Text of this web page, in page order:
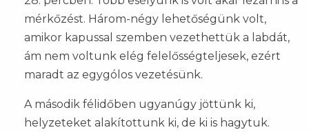
mérkőzést. Három-négy lehetőségünk volt,
amikor kapussal szemben vezethettük a labdát,
ám nem voltunk elég felelősségteljesek, ezért
maradt az egygólos vezetésünk.
A második félidőben ugyanúgy jöttünk ki,
helyzeteket alakítottunk ki, de ki is hagytuk.